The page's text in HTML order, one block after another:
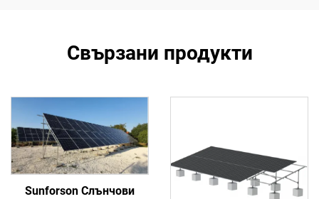
Свързани продукти
Sunforson Слънчови